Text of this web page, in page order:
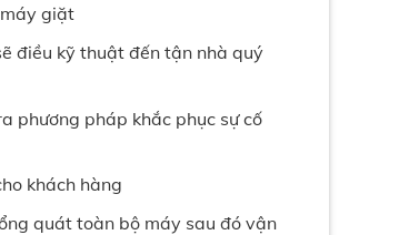
giặt
điều kỹ thuật đến tận nhà quý
phương pháp khắc phục sự cố
khách hàng
quát toàn bộ máy sau đó vận